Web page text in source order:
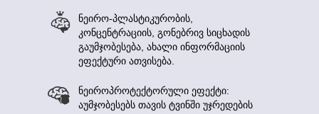
ნეირო-პლასტიკურობის,
კონცენტრაციის, გონებრივ სიცხადის
გაუმჯობესება, ახალი ინფორმაციის
ეფექტური ათვისება.
ნეიროპროტექტორული ეფექტი:
აუმჯობესებს თავის ტვინში უჯრედების